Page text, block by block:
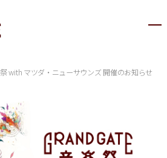
ー
祭 with マツダ・ニューサウンズ 開催のお知らせ